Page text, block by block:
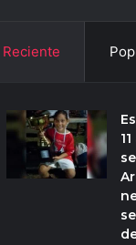
Reciente